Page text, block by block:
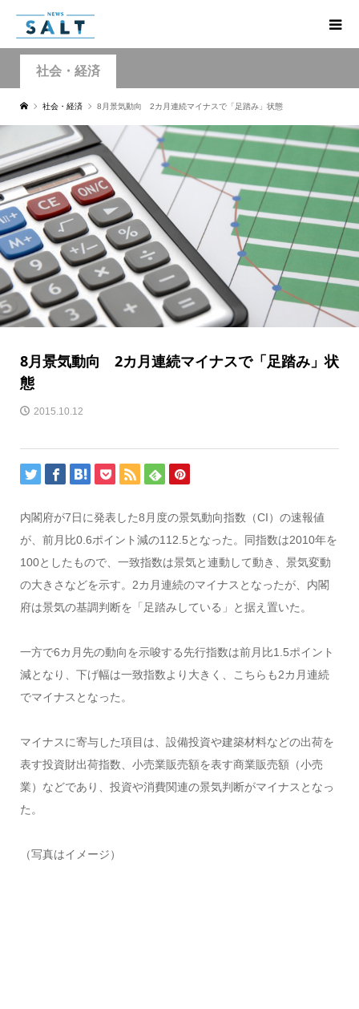
社会・経済
社会・経済 8月景気動向 2カ月連続マイナスで「足踏み」状態
8月景気動向 2カ月連続マイナスで「足踏み」状
態
2015.10.12
内閣府が7日に発表した8月度の景気動向指数（CI）の速報値
が、前月比0.6ポイント減の112.5となった。同指数は2010年を
100としたもので、一致指数は景気と連動して動き、景気変動
の大きさなどを示す。2カ月連続のマイナスとなったが、内閣
府は景気の基調判断を「足踏みしている」と据え置いた。
一方で6カ月先の動向を示唆する先行指数は前月比1.5ポイント
減となり、下げ幅は一致指数より大きく、こちらも2カ月連続
でマイナスとなった。
マイナスに寄与した項目は、設備投資や建築材料などの出荷を
表す投資財出荷指数、小売業販売額を表す商業販売額（小売
業）などであり、投資や消費関連の景気判断がマイナスとなっ
た。
（写真はイメージ）